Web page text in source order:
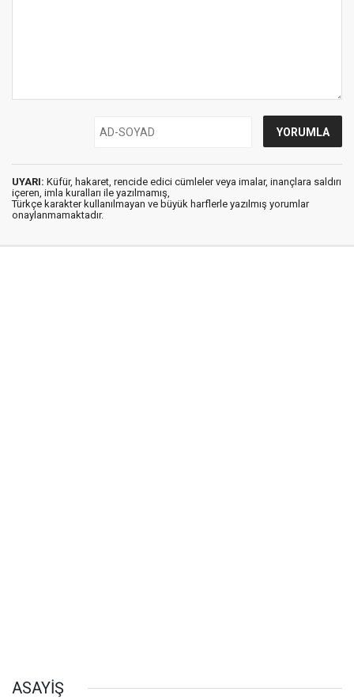
UYARI: Küfür, hakaret, rencide edici cümleler veya imalar, inançlara saldırı
içeren, imla kuralları ile yazılmamış,
Türkçe karakter kullanılmayan ve büyük harflerle yazılmış yorumlar
onaylanmamaktadır.
ASAYİŞ